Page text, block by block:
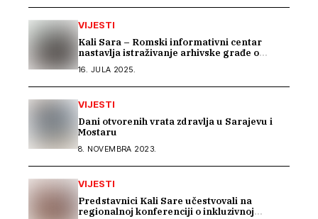
VIJESTI
Kali Sara – Romski informativni centar
nastavlja istraživanje arhivske građe o
Srpske
16. JULA 2025.
VIJESTI
Dani otvorenih vrata zdravlja u Sarajevu i
Mostaru
8. NOVEMBRA 2023.
VIJESTI
Predstavnici Kali Sare učestvovali na
regionalnoj konferenciji o inkluzivnoj